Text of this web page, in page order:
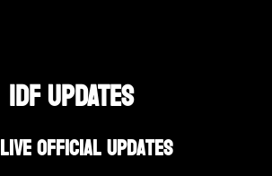
IDF UPDATES
Live Official Updates